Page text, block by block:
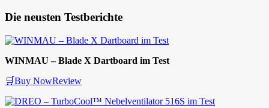
Die neusten Testberichte
WINMAU – Blade X Dartboard im Test
🛒Buy NowReview